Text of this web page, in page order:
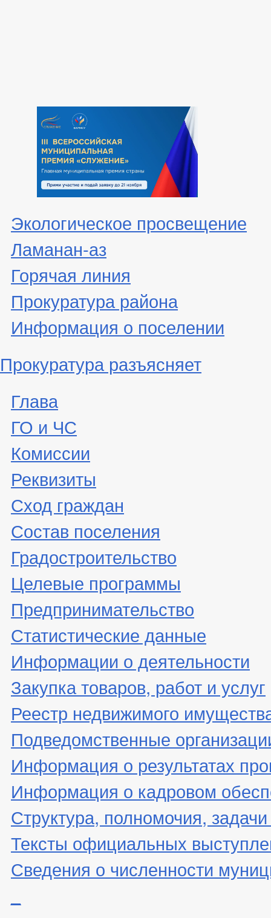
Экологическое просвещение
Ламанан-аз
Горячая линия
Прокуратура района
Информация о поселении
Прокуратура разъясняет
Глава
ГО и ЧС
Комиссии
Реквизиты
Сход граждан
Состав поселения
Градостроительство
Целевые программы
Предпринимательство
Статистические данные
Информации о деятельности
Закупка товаров, работ и услуг
Реестр недвижимого
Подведомственные
Информация о результатах
Информация о кадровом
Структура, полномочия,
Тексты официальных
Сведения о численности